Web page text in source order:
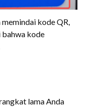
memindai kode QR,
bahwa kode
lama Anda